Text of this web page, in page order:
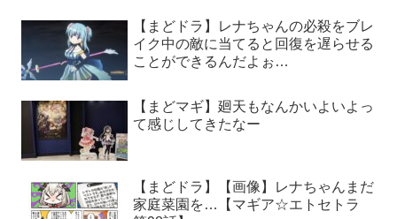
【まどドラ】レナちゃんの必殺をブレ
イク中の敵に当てると回復を遅らせる
ことができるんだよぉ…
【まどマギ】廻天もなんかいよいよっ
て感じしてきたなー
【まどドラ】【画像】レナちゃんまだ
家庭菜園を…【マギア☆エトセトラ